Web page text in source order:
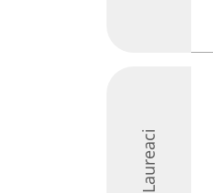
Laureaci